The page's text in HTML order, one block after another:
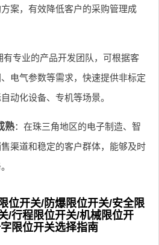
案，有效降低客户的采购管理成
有专业的产品开发团队，可根据客
电气参数等需求，快速提供非标定
动化设备、专机等场景。
熟：在珠三角地区的电子制造、智
渠道和稳定的客户群体，能够及时
位开关/防爆限位开关/安全限
/行程限位开关/机械限位开
限位开关选择指南